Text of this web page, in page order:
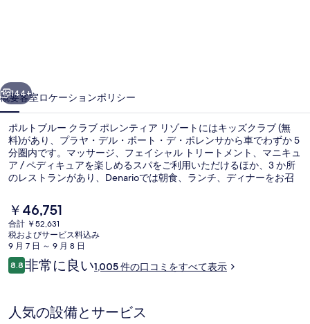
ラ
ブ
ポ
レ
ン
テ
ィ
ア
リ
ー
次へ
144+
概要客室ロケーションポリシー
ポルトブルー クラブ ポレンティア リゾートにはキッズクラブ (無
料)があり、プラヤ・デル・ポート・デ・ポレンサから車でわずか 5
分圏内です。マッサージ、フェイシャル トリートメント、マニキュ
ア / ペディキュアを楽しめるスパをご利用いただけるほか、3 か所
のレストランがあり、Denarioでは朝食、ランチ、ディナーをお召
ル、フィットネスセンター、およびサウナがあります。旅行者は親
切なスタッフを評価しています。
現
在
の
料
金
は
す
￥46,751
合計 ￥52,631
税およびサービス料込み
9 月 7 日 ～ 9 月 8 日
口
コ
8.810段階中8.8
非常に良い1,005 件の口コミをすべて表示
人気の設備とサービス